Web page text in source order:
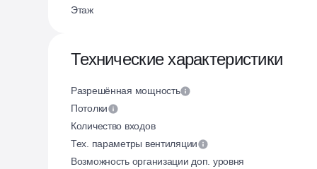
Этаж
Технические характеристики
Разрешённая мощность
Потолки
Количество входов
Тех. параметры вентиляции
Возможность организации доп. уровня